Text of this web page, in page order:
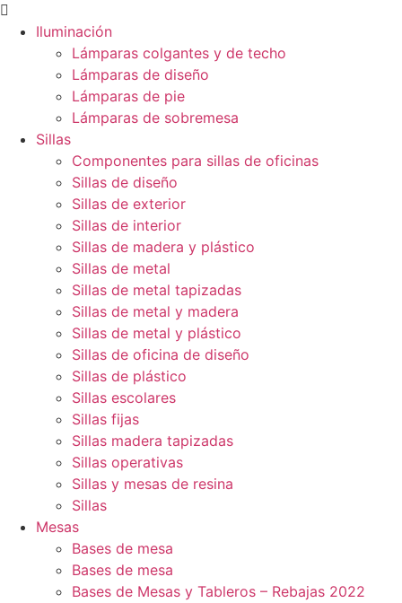
Iluminación
Lámparas colgantes y de techo
Lámparas de diseño
Lámparas de pie
Lámparas de sobremesa
Sillas
Componentes para sillas de oficinas
Sillas de diseño
Sillas de exterior
Sillas de interior
Sillas de madera y plástico
Sillas de metal
Sillas de metal tapizadas
Sillas de metal y madera
Sillas de metal y plástico
Sillas de oficina de diseño
Sillas de plástico
Sillas escolares
Sillas fijas
Sillas madera tapizadas
Sillas operativas
Sillas y mesas de resina
Sillas
Mesas
Bases de mesa
Bases de mesa
Bases de Mesas y Tableros – Rebajas 2022